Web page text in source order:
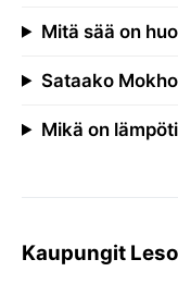
Mitä sää on
Sataako
Mikä on
Kaupungit